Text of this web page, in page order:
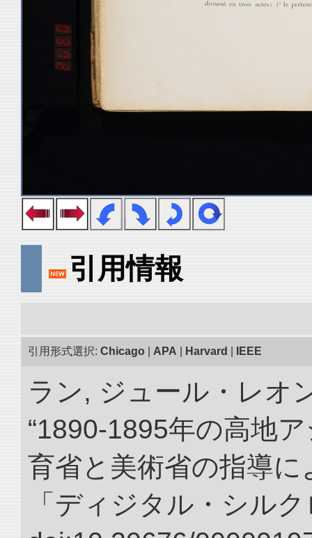
引用情報
引用形式選択: Chicago APA Harvard IEEE
ラン, ジュール・レオ
“1890-1895年の高地
育省と美術省の指導に
「ディジタル・シル